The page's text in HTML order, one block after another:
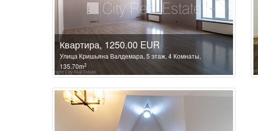
Квартира, 1250.00 EUR
Улица Кришьяна Валдемара, 5 этаж, 4 Комнаты,
135.70m2